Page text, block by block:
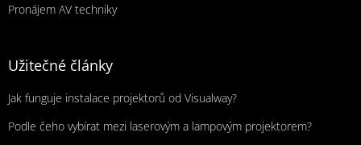
Pronájem AV techniky
Užitečné články
Jak funguje instalace projektorů od Visualway?
Podle čeho vybírat mezi laserovým a lampovým projektorem?